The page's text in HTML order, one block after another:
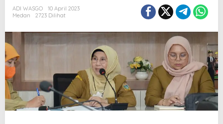
ADI WASGO
10 April 2023
Medan
2723 Dilihat